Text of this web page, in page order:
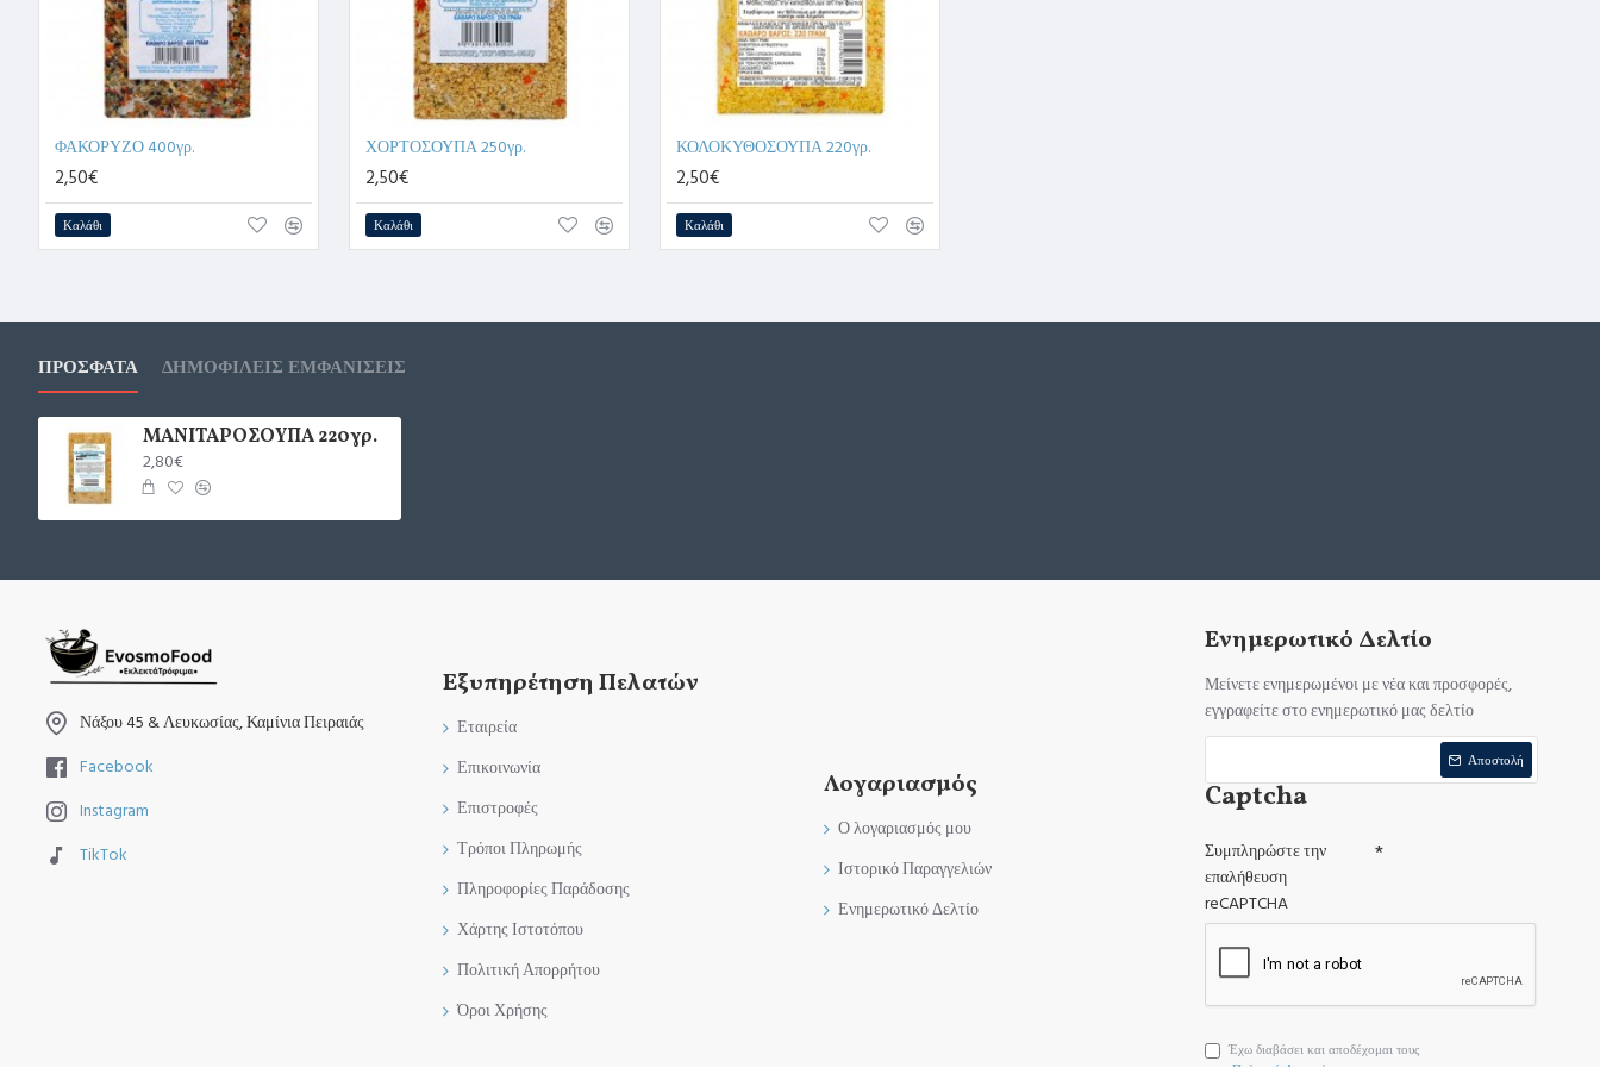
ΦΑΚΟΡΥΖΟ 400γρ.
2,50€
Καλάθι
ΧΟΡΤΟΣΟΥΠΑ 250γρ.
2,50€
Καλάθι
ΚΟΛΟΚΥΘΟΣΟΥΠΑ 220γρ.
2,50€
Καλάθι
ΠΡΌΣΦΑΤΑ ΔΗΜΟΦΙΛΕΊΣ ΕΜΦΑΝΊΣΕΙΣ
ΜΑΝΙΤΑΡΟΣΟΥΠΑ 220γρ.
2,80€
Νάξου 45 & Λευκωσίας, Καμίνια Πειραιάς
Facebook
Instagram
TikTok
Εξυπηρέτηση Πελατών
Εταιρεία
Επικοινωνία
Επιστροφές
Τρόποι Πληρωμής
Πληροφορίες Παράδοσης
Χάρτης Ιστοτόπου
Πολιτική Απορρήτου
Όροι Χρήσης
Λογαριασμός
Ο λογαριασμός μου
Ιστορικό Παραγγελιών
Ενημερωτικό Δελτίο
Ενημερωτικό Δελτίο
Μείνετε ενημερωμένοι με νέα και προσφορές,
εγγραφείτε στο ενημερωτικό μας δελτίο
Αποστολή
Captcha
Συμπληρώστε την
επαλήθευση
reCAPTCHA
Έχω διαβάσει και αποδέχομαι τους